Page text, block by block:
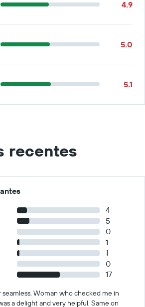
4.9
5.0
5.1
recentes
4
5
0
1
1
0
17
seamless. Woman who checked me in
a delight and very helpful. Same on